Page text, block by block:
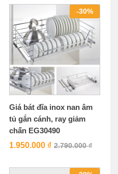
-30%
Giá bát đĩa inox nan âm
tủ gắn cánh, ray giảm
chấn EG30490
1.950.000 ₫ 2.790.000₫